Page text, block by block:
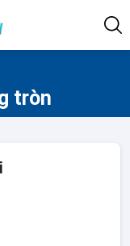
tròn